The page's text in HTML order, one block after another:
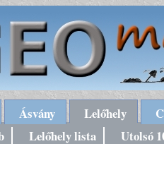
Ásvány Lelőhely
Lelőhely lista Utolsó